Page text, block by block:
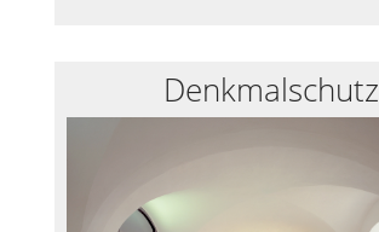
Denkmalschutz